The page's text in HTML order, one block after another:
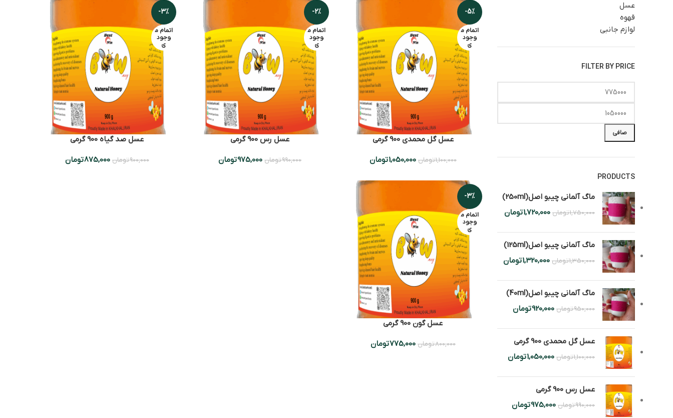
عسل
قهوه
لوازم جانبی
FILTER BY PRICE
صافی
PRODUCTS
ماگ آلمانی چیبو اصل(250ml)
1,750,000تومان 1,720,000تومان
ماگ آلمانی چیبو اصل(125ml)
1,350,000تومان 1,320,000تومان
ماگ آلمانی چیبو اصل(40ml)
950,000تومان 920,000تومان
عسل گل محمدی 900 گرمی
1,100,000تومان 1,050,000تومان
عسل رس 900 گرمی
990,000تومان 975,000تومان
-5%
اتمام م
وجود
ی
عسل گل محمدی 900 گرمی
1,100,000تومان 1,050,000تومان
-2%
اتمام م
وجود
ی
عسل رس 900 گرمی
990,000تومان 975,000تومان
-3%
اتمام م
وجود
ی
عسل صد گیاه 900 گرمی
900,000تومان 875,000تومان
-3%
اتمام م
وجود
ی
عسل گون 900 گرمی
800,000تومان 775,000تومان